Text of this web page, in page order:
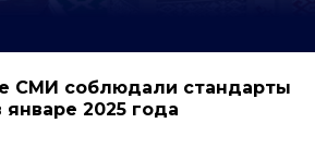
СМИ соблюдали стандарты
2025 года